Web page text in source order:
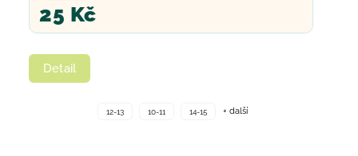
25 Kč
Detail
12-13 10-11 14-15 + další